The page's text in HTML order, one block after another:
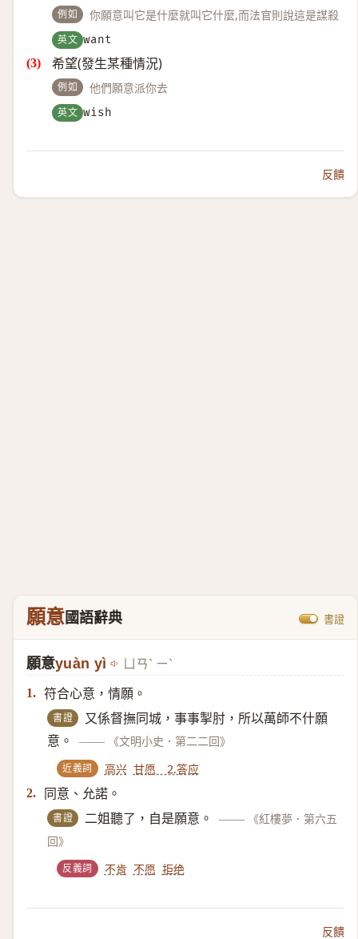
例如 你願意叫它是什麼就叫它什麼,而法官則說這是謀殺
英文 want
希望(發生某種情況)
例如 他們願意派你去
英文 wish
反饋
願意國語辭典 書證
願意yuàn yì ㄩㄢˋ ㄧˋ
1. 符合心意，情願。
書證
又係督撫同城，事事掣肘，所以萬師不什願
意。
—— 《文明小史．第二二回》
近義詞 高兴 甘愿 2.答应
2. 同意、允諾。
書證 二姐聽了，自是願意。 ——
《紅樓夢．第六五
回》
反義詞 不肯 不愿 拒绝
反饋